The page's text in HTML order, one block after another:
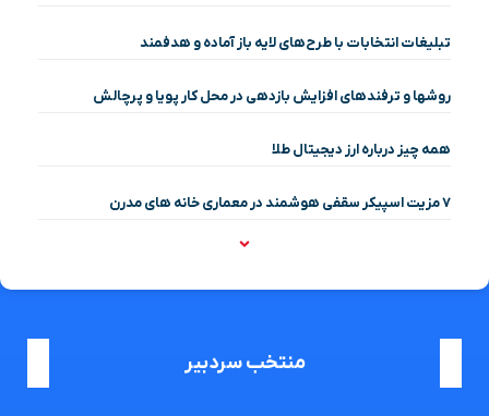
تبلیغات انتخابات با طرح‌های لایه باز آماده و هدفمند
روشها و ترفندهای افزایش بازدهی در محل کار پویا و پرچالش
همه چیز درباره ارز دیجیتال طلا
۷ مزیت اسپیکر سقفی هوشمند در معماری خانه‌ های مدرن
منتخب سردبیر